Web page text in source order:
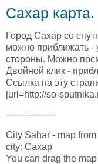
Сахар
Город Сахар со
можно приближать -
стороны. Можно
Двойной клик -
Ссылка на эту
[url=http://so-
-----------------
City Sahar - map
city: Сахар
You can drag the